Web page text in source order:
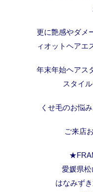
更に艶感やダメ
ィオットヘアエ
年末年始ヘアス
スタイ
くせ毛のお悩
ご来店
愛媛県松
はなみず